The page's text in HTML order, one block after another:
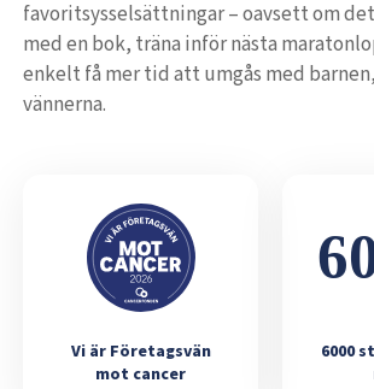
favoritsysselsättningar – oavsett om
med en bok, träna inför nästa
enkelt få mer tid att umgås med
vännerna.
Vi är Företagsvän
mot cancer
6000